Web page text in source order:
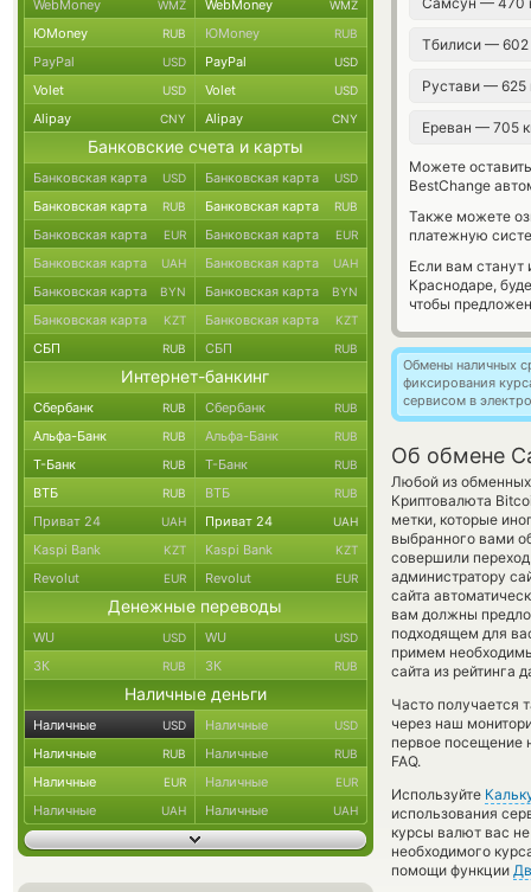
Тбилиси —
Рустави —
Ереван — 705
Можете
BestChange
Также можете
платежную
Если вам
Краснодаре,
чтобы
Обмены наличных
фиксирования
сервисом в
Об обмене
Любой из обменных
Криптовалюта
метки, которые
выбранного вами
совершили
администратору
сайта
вам должны
подходящем для
примем
сайта из рейтинга
Часто получается
через наш
первое посещение
FAQ.
Используйте
использования
курсы валют вас
необходимого
помощи функции
WebMoney WMZ WebMoney WMZ
ЮMoney RUB ЮMoney RUB
PayPal USD PayPal USD
Volet USD Volet USD
Alipay CNY Alipay CNY
Банковские счета и карты
Банковская карта USD Банковская карта USD
Банковская карта RUB Банковская карта RUB
Банковская карта EUR Банковская карта EUR
Банковская карта UAH Банковская карта UAH
Банковская карта BYN Банковская карта BYN
Банковская карта KZT Банковская карта KZT
СБП RUB СБП RUB
Интернет-банкинг
Сбербанк RUB Сбербанк RUB
Альфа-Банк RUB Альфа-Банк RUB
Т-Банк RUB Т-Банк RUB
ВТБ RUB ВТБ RUB
Приват 24 UAH Приват 24 UAH
Kaspi Bank KZT Kaspi Bank KZT
Revolut EUR Revolut EUR
Денежные переводы
WU USD WU USD
ЗК RUB ЗК RUB
Наличные деньги
Наличные USD Наличные USD
Наличные RUB Наличные RUB
Наличные EUR Наличные EUR
Наличные UAH Наличные UAH